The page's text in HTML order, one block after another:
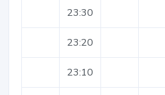
23:30
23:20
23:10